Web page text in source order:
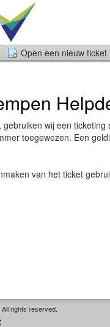
Open een nieuw ticket
wij een ticketing
toegewezen. Een
van het ticket
rights reserved.